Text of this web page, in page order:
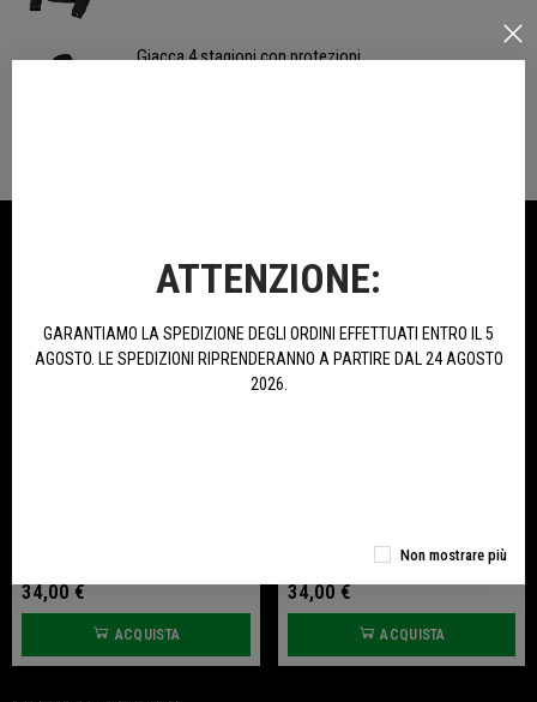
Giacca 4 stagioni con protezioni
34,00 €
ACQUISTA
Guanti Benelli - Essential
34,00 €
ACQUISTA
ATTENZIONE:
GARANTIAMO LA SPEDIZIONE DEGLI ORDINI EFFETTUATI ENTRO IL 5
AGOSTO. LE SPEDIZIONI RIPRENDERANNO A PARTIRE DAL 24 AGOSTO
2026.
Non mostrare più